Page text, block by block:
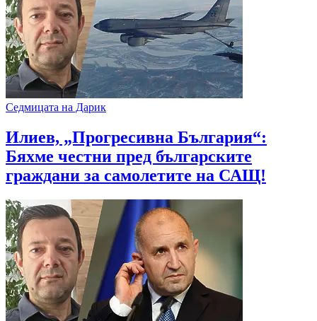
Седмицата на Дарик
Илиев, „Прогресивна България“:
Бяхме честни пред българските
граждани за самолетите на САЩ!